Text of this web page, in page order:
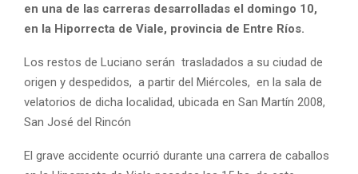
en una de las carreras desarrolladas el domingo 10,
en la Hiporrecta de Viale, provincia de Entre Ríos.
Los restos de Luciano serán trasladados a su ciudad de
origen y despedidos, a partir del Miércoles, en la sala de
velatorios de dicha localidad, ubicada en San Martín 2008,
San José del Rincón
El grave accidente ocurrió durante una carrera de caballos